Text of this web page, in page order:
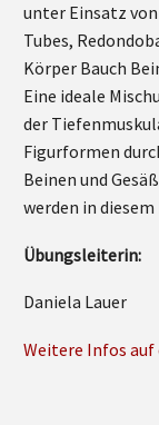
unter Einsatz
Tubes,
Körper Bauch
Eine ideale
der
Figurformen
Beinen und
werden in
Übungsleiterin:
Daniela Lauer
Weitere Infos